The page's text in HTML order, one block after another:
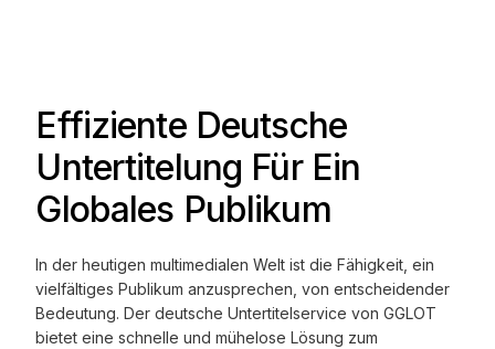
Effiziente Deutsche
Untertitelung Für Ein
Globales Publikum
In der heutigen multimedialen Welt ist die Fähigkeit, ein
vielfältiges Publikum anzusprechen, von entscheidender
Bedeutung. Der deutsche Untertitelservice von GGLOT
bietet eine schnelle und mühelose Lösung zum